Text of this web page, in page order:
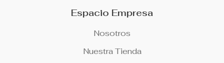
Espacio Empresa
Nosotros
Nuestra Tienda